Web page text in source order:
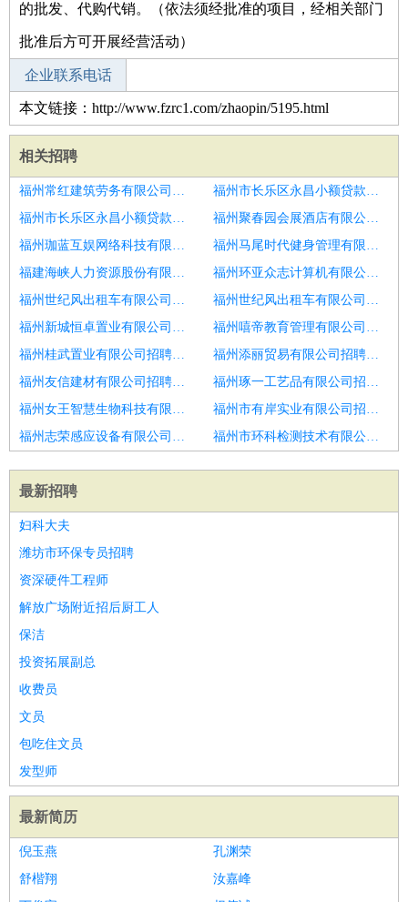
的批发、代购代销。（依法须经批准的项目，经相关部门
批准后方可开展经营活动）
企业联系电话
本文链接：http://www.fzrc1.com/zhaopin/5195.html
相关招聘
福州常红建筑劳务有限公司招聘硬件测试工程师
福州市长乐区永昌小额贷款有限公司招聘测试工程师
福州市长乐区永昌小额贷款有限公司招聘整车OTA测试工程师
福州聚春园会展酒店有限公司招聘测试工程师
福州珈蓝互娱网络科技有限公司招聘电镀晶元及电子行业测试工程师
福州马尾时代健身管理有限公司招聘高级测试工程师
福建海峡人力资源股份有限公司招聘自动化测试工程师
福州环亚众志计算机有限公司招聘初级游戏测试工程师
福州世纪风出租车有限公司招聘软件测试工程师
福州世纪风出租车有限公司招聘急需到岗
福州新城恒卓置业有限公司招聘可靠性测试工程师
福州嘻帝教育管理有限公司招聘测试工程师
福州桂武置业有限公司招聘自动化测试工程师
福州添丽贸易有限公司招聘硬件测试工程师
福州友信建材有限公司招聘高级测试工程师
福州琢一工艺品有限公司招聘系统测试工程师
福州女王智慧生物科技有限公司招聘软件测试工程师
福州市有岸实业有限公司招聘自动化测试工程师
福州志荣感应设备有限公司招聘中高级自动化测试工程师
福州市环科检测技术有限公司招聘测试工程师
最新招聘
妇科大夫
潍坊市环保专员招聘
资深硬件工程师
解放广场附近招后厨工人
保洁
投资拓展副总
收费员
文员
包吃住文员
发型师
最新简历
倪玉燕
孔渊荣
舒楷翔
汝嘉峰